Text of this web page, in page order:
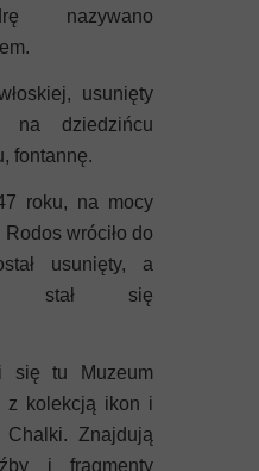
nazywano
usunięty
na dziedzińcu
fontannę.
roku, na mocy
wróciło do
usunięty, a
stał się
się tu Muzeum
z kolekcją ikon i
Znajdują
i fragmenty